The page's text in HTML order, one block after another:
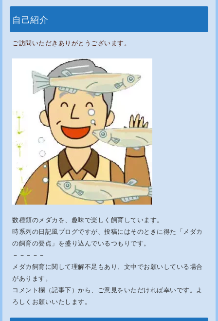
自己紹介
ご訪問いただきありがとうございます。
数種類のメダカを、趣味で楽しく飼育しています。
時系列の日記風ブログですが、投稿にはそのときに得た「メダカ
の飼育の要点」を盛り込んでいるつもりです。
－－－－－
メダカ飼育に関して理解不足もあり、文中でお願いしている場合
があります。
コメント欄（記事下）から、ご意見をいただければ幸いです。よ
ろしくお願いいたします。